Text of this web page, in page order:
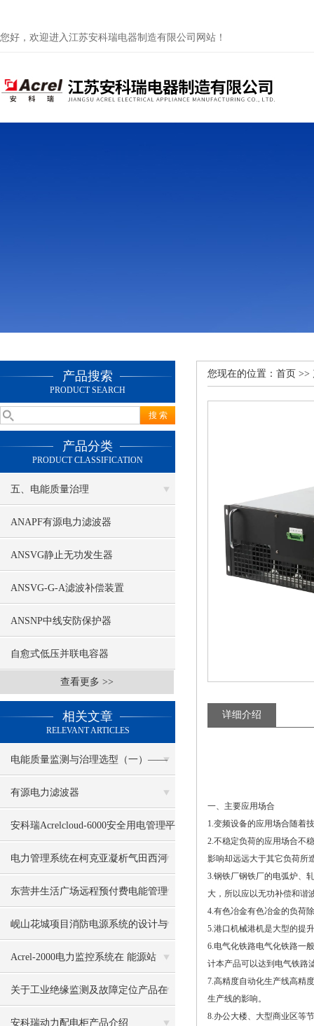
您好，欢迎进入江苏安科瑞电器制造有限公司网站！
产品搜索
PRODUCT SEARCH
产品分类
PRODUCT CLASSIFICATION
五、电能质量治理
ANAPF有源电力滤波器
ANSVG静止无功发生器
ANSVG-G-A滤波补偿装置
ANSNP中线安防保护器
自愈式低压并联电容器
查看更多 >>
相关文章
RELEVANT ARTICLES
电能质量监测与治理选型（一）——
ANAPF有源电力滤波器
有源电力滤波器
安科瑞Acrelcloud-6000安全用电管理平
台在新疆某地区的应用
电力管理系统在柯克亚凝析气田西河
甫组综合调整地面工程的研究与应用
东营井生活广场远程预付费电能管理
系统的研究与应用
岘山花城项目消防电源系统的设计与
应用
Acrel-2000电力监控系统在 能源站
（河南）技改工程的应用
关于工业绝缘监测及故障定位产品在
某电站的应用
安科瑞动力配电柜产品介绍
您现在的位置： 首页 >>
详细介绍
一、主要应用场合
1.变频设备的应用场合随着
2.不稳定负荷的应用场合不
影响却远远大于其它负荷所
3.钢铁厂钢铁厂的电弧炉、
大，所以应以无功补偿和谐
4.有色冶金有色冶金的负荷
5.港口机械港机是大型的提
6.电气化铁路电气化铁路一
计本产品可以达到电气铁路
7.高精度自动化生产线高精
生产线的影响。
8.办公大楼、大型商业区等